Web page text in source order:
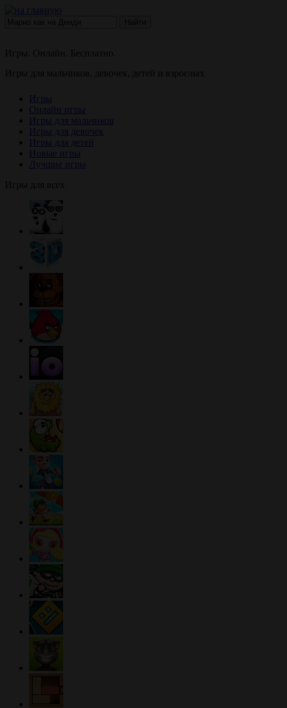
Игры. Онлайн. Бесплатно.
Игры для мальчиков, девочек, детей и взрослых
Игры
Онлайн игры
Игры для мальчиков
Игры для девочек
Игры для детей
Новые игры
Лучшие игры
Игры для всех